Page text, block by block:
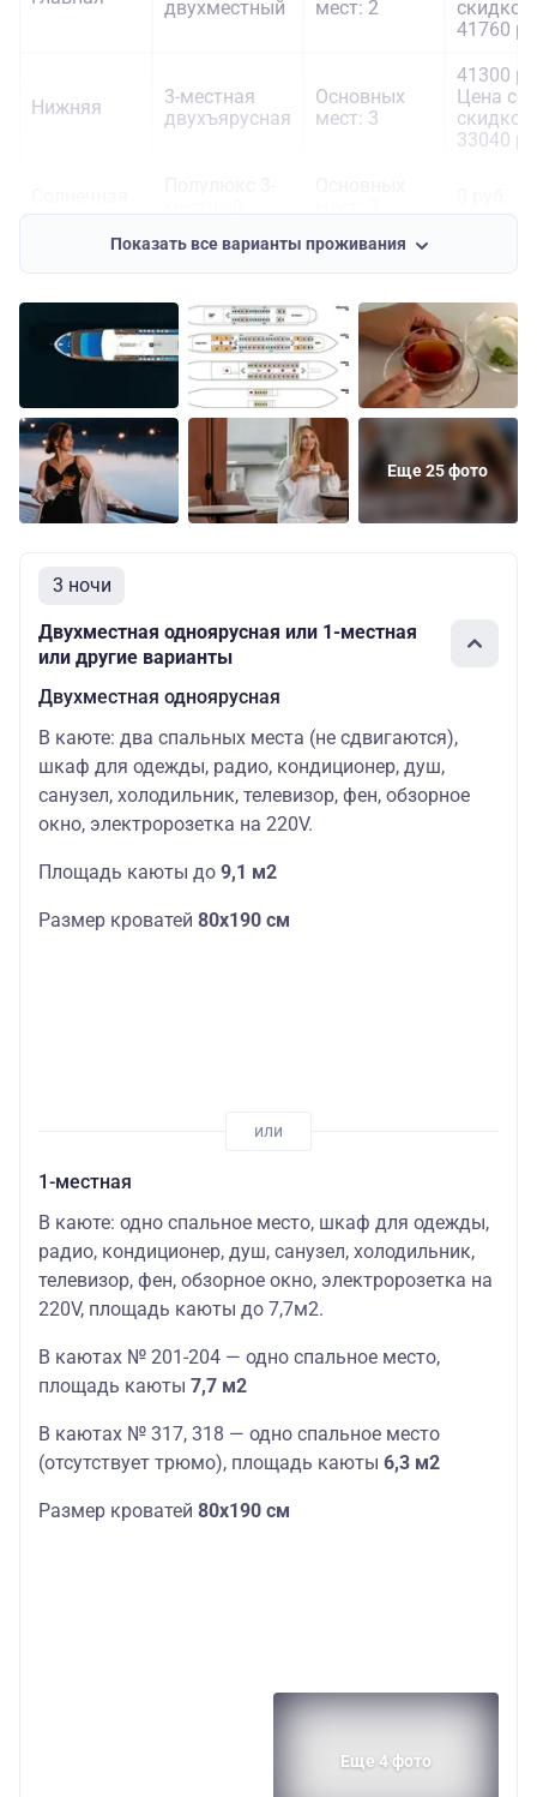
двухместный мест: 2
скидкой:
41760
Нижняя
3-местная
двухъярусная
Основных
мест: 3
41300
Цена со
скидкой:
33040
39760
Делюкс
двухместный
Основных
мест: 2
56200
Цена со
скидкой:
44960
Средняя
Люкс
трехместный
Основных
мест: 3
84500
Цена со
скидкой:
одноярусная
мест: 2
41760
Показать все варианты проживания
Еще 25 фото
3 ночи
Двухместная одноярусная или 1-местная
или другие варианты
Двухместная одноярусная
В каюте: два спальных места (не сдвигаются),
шкаф для одежды, радио, кондиционер, душ,
санузел, холодильник, телевизор, фен, обзорное
окно, электророзетка на 220V.
Площадь каюты до 9,1 м2
Размер кроватей 80х190 см
1-местная
В каюте: одно спальное место, шкаф для одежды,
радио, кондиционер, душ, санузел, холодильник,
телевизор, фен, обзорное окно, электророзетка на
220V, площадь каюты до 7,7м2.
В каютах № 201-204 — одно спальное место,
площадь каюты 7,7 м2
В каютах № 317, 318 — одно спальное место
(отсутствует трюмо), площадь каюты 6,3 м2
Размер кроватей 80х190 см
Еще 4 фото